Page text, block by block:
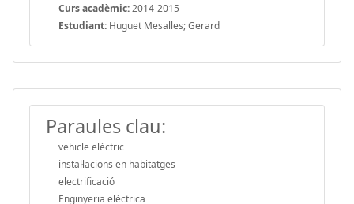
Curs acadèmic:2014-2015
Estudiant: Huguet Mesalles; Gerard
Paraules clau:
vehicle elèctric
instal·lacions en habitatges
electrificació
Enginyeria elèctrica